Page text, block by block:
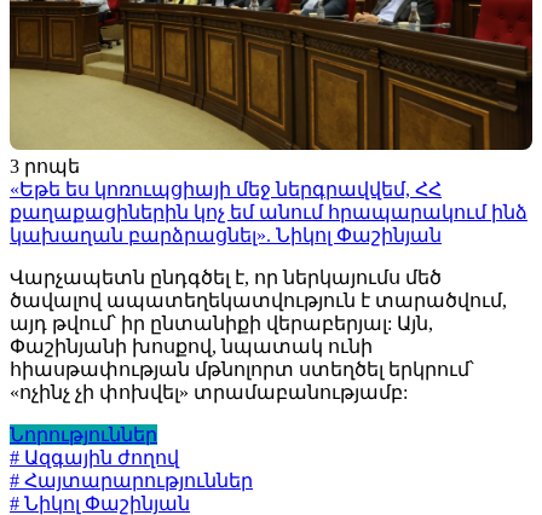
3 րոպե
«Եթե ես կոռուպցիայի մեջ ներգրավվեմ, ՀՀ
քաղաքացիներին կոչ եմ անում հրապարակում ինձ
կախաղան բարձրացնել». Նիկոլ Փաշինյան
Վարչապետն ընդգծել է, որ ներկայումս մեծ
ծավալով ապատեղեկատվություն է տարածվում,
այդ թվում՝ իր ընտանիքի վերաբերյալ: Այն,
Փաշինյանի խոսքով, նպատակ ունի
հիասթափության մթնոլորտ ստեղծել երկրում՝
«ոչինչ չի փոխվել» տրամաբանությամբ:
Նորություններ
# Ազգային ժողով
# Հայտարարություններ
# Նիկոլ Փաշինյան